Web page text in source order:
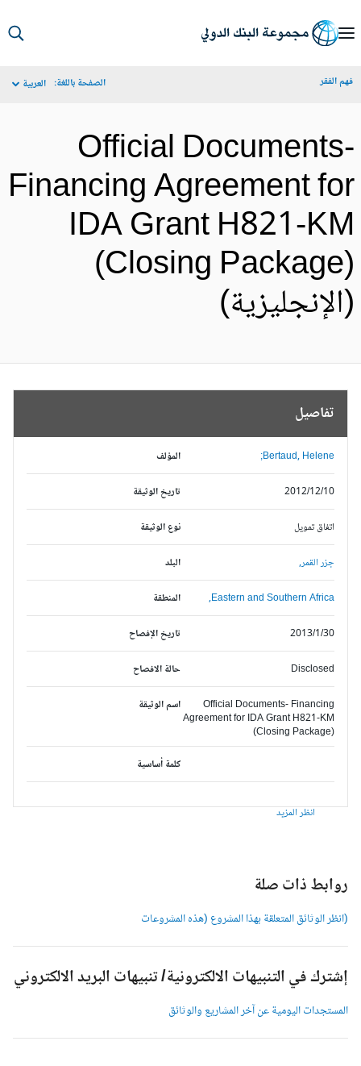
الفقر الصفحة باللغة: العربية
Official
Financing Agreement
IDA Grant H821-
(Closing
تفاصيل
المؤلف Bertaud, Helene;
تاريخ الوثيقة 2012/12/10
نوع الوثيقة اتفاق تمويل
البلد جزر القمر,
المنطقة Eastern and Southern Africa,
تاريخ الإفصاح 2013/1/30
حالة الافصاح Disclosed
اسم الوثيقة
Official Documents- Financing
Agreement for IDA Grant H821-KM
(Closing Package)
كلمة أساسية
انظر المزيد
روابط ذات صلة
(انظر الوثائق المتعلقة بهذا المشروع (هذه المشروعات
إشترك في التنبيهات الالكترونية/ تنبيهات البريد الالكتروني
المستجدات اليومية عن آخر المشاريع والوثائق